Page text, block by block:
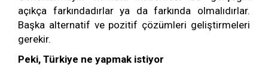
açıkça farkındadırlar ya da farkında olmalıdırlar.
Başka alternatif ve pozitif çözümleri geliştirmeleri
gerekir.
Peki, Türkiye ne yapmak istiyor